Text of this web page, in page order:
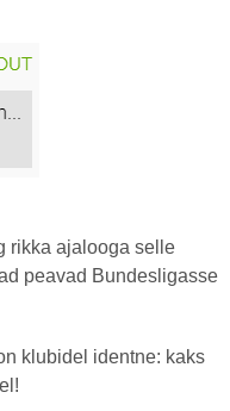
rikka ajalooga selle
peavad Bundesligasse
klubidel identne: kaks